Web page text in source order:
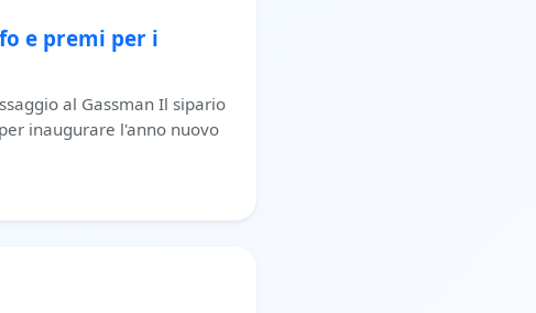
e premi per i
al Gassman Il sipario
inaugurare l'anno nuovo